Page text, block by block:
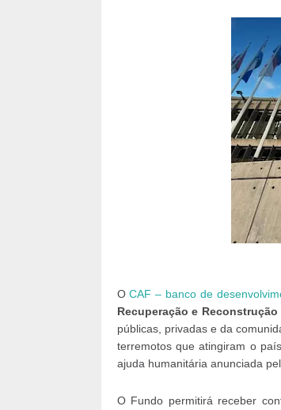
OCAF – banco de
Recuperação e Reconstrução
públicas, privadas e da
terremotos que atingiram o
ajuda humanitária anunciada
O Fundo permitirá receber